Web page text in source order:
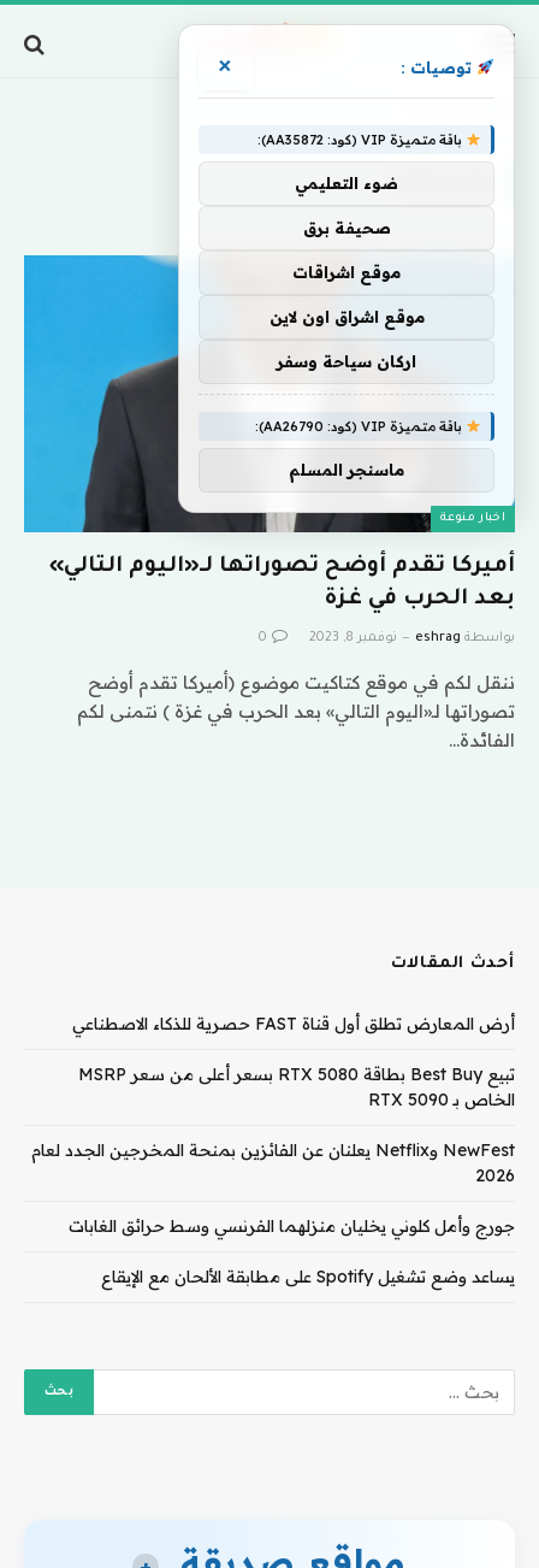
تصوراتها
اخبار منوعة
أميركا تقدم أوضح تصوراتها لـ«اليوم التالي»
بعد الحرب في غزة
بواسطة eshrag نوفمبر 8, 2023 0
ننقل لكم في موقع كتاكيت موضوع (أميركا تقدم أوضح
تصوراتها لـ«اليوم التالي» بعد الحرب في غزة ) نتمنى لكم
الفائدة…
أحدث المقالات
أرض المعارض تطلق أول قناة FAST حصرية للذكاء الاصطناعي
تبيع Best Buy بطاقة RTX 5080 بسعر أعلى من سعر MSRP
الخاص بـ RTX 5090
NewFest وNetflix يعلنان عن الفائزين بمنحة المخرجين الجدد لعام
2026
جورج وأمل كلوني يخليان منزلهما الفرنسي وسط حرائق الغابات
يساعد وضع تشغيل Spotify على مطابقة الألحان مع الإيقاع
توصيات : ×
باقة متميزة VIP (كود: AA35872):
ضوء التعليمي
صحيفة برق
موقع اشراقات
موقع اشراق اون لاين
اركان سياحة وسفر
باقة متميزة VIP (كود: AA26790):
ماسنجر المسلم